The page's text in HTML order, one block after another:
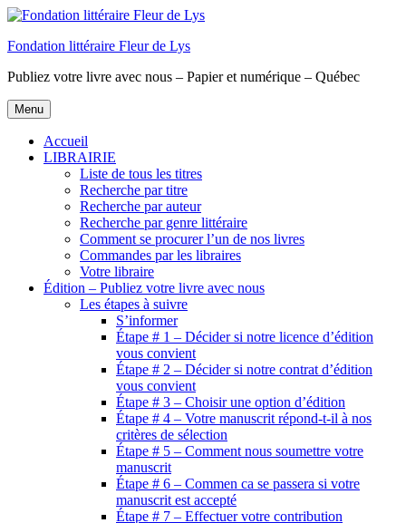
Aller
contenu
Fondation littéraire Fleur de Lys
Publiez votre livre avec nous – Papier et numérique – Québec
Menu
Accueil
LIBRAIRIE
Liste de tous les titres
Recherche par titre
Recherche par auteur
Recherche par genre littéraire
Comment se procurer l’un de nos livres
Commandes par les libraires
Votre libraire
Édition – Publiez votre livre avec nous
Les étapes à suivre
S’informer
Étape # 1 – Décider si notre licence d’édition
vous convient
Étape # 2 – Décider si notre contrat d’édition
vous convient
Étape # 3 – Choisir une option d’édition
Étape # 4 – Votre manuscrit répond-t-il à nos
critères de sélection
Étape # 5 – Comment nous soumettre votre
manuscrit
Étape # 6 – Commen ca se passera si votre
manuscrit est accepté
Étape # 7 – Effectuer votre contribution